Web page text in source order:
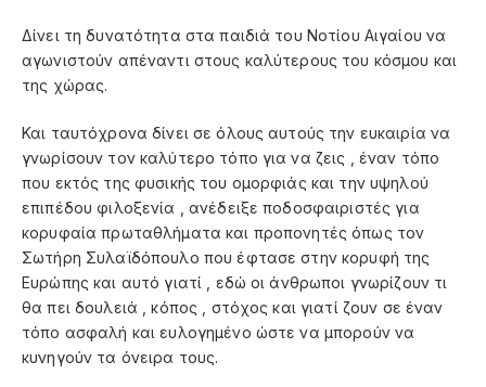
Δίνει τη δυνατότητα στα παιδιά του Νοτίου Αιγαίου να
αγωνιστούν απέναντι στους καλύτερους του κόσμου και
της χώρας.
Και ταυτόχρονα δίνει σε όλους αυτούς την ευκαιρία να
γνωρίσουν τον καλύτερο τόπο για να ζεις , έναν τόπο
που εκτός της φυσικής του ομορφιάς και την υψηλού
επιπέδου φιλοξενία , ανέδειξε ποδοσφαιριστές για
κορυφαία πρωταθλήματα και προπονητές όπως τον
Σωτήρη Συλαϊδόπουλο που έφτασε στην κορυφή της
Ευρώπης και αυτό γιατί , εδώ οι άνθρωποι γνωρίζουν τι
θα πει δουλειά , κόπος , στόχος και γιατί ζουν σε έναν
τόπο ασφαλή και ευλογημένο ώστε να μπορούν να
κυνηγούν τα όνειρα τους.